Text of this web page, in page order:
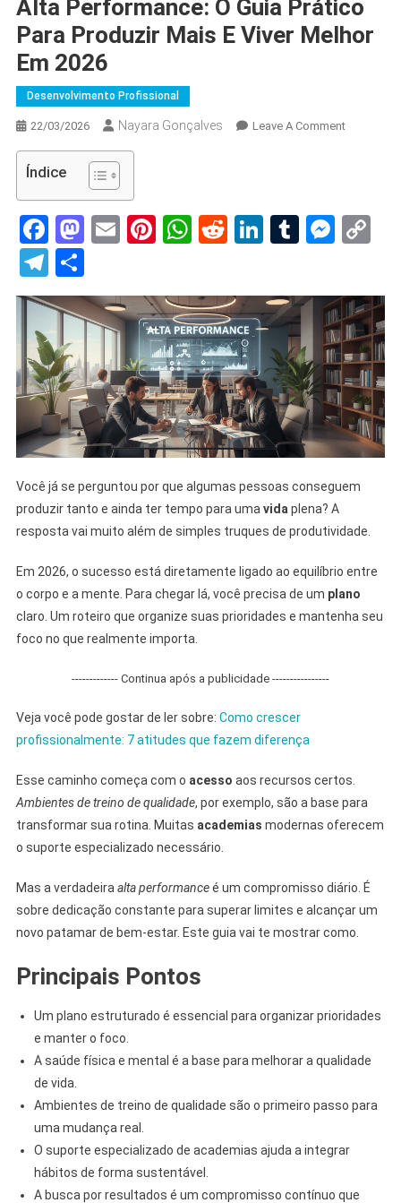
Alta Performance: O Guia Prático
Para Produzir Mais E Viver Melhor
Em 2026
Desenvolvimento Profissional
22/03/2026 Nayara Gonçalves Leave A CommentOn
Prático
E
Viver
Melhor
Em
2026
Índice
Facebook
Mastodon
EmailPinterest
WhatsApp
RedditLinkedIn
Tumblr
Telegram
Você já se perguntou por que algumas pessoas conseguem
produzir tanto e ainda ter tempo para uma vida plena? A
resposta vai muito além de simples truques de produtividade.
Em 2026, o sucesso está diretamente ligado ao equilíbrio entre
o corpo e a mente. Para chegar lá, você precisa de um plano
claro. Um roteiro que organize suas prioridades e mantenha seu
foco no que realmente importa.
------------- Continua após a publicidade ----------------
Veja você pode gostar de ler sobre: Como crescer
profissionalmente: 7 atitudes que fazem diferença
Esse caminho começa com o acesso aos recursos certos.
Ambientes de treino de qualidade, por exemplo, são a base para
transformar sua rotina. Muitas academias modernas oferecem
o suporte especializado necessário.
Mas a verdadeira alta performanceé um compromisso diário. É
sobre dedicação constante para superar limites e alcançar um
novo patamar de bem-estar. Este guia vai te mostrar como.
Principais Pontos
Um plano estruturado é essencial para organizar prioridades
e manter o foco.
A saúde física e mental é a base para melhorar a qualidade
de vida.
Ambientes de treino de qualidade são o primeiro passo para
uma mudança real.
O suporte especializado de academias ajuda a integrar
hábitos de forma sustentável.
A busca por resultados é um compromisso contínuo que